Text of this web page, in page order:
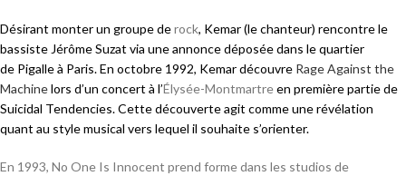
Désirant monter un groupe derock, Kemar (le chanteur) rencontre le
bassiste Jérôme Suzat via une annonce déposée dans le quartier
de Pigalle à Paris. En octobre 1992, Kemar découvre Rage Against the
Machinelors d’un concert à l’Élysée-Montmartreen première partie de
Suicidal Tendencies. Cette découverte agit comme une révélation
quant au style musical vers lequel il souhaite s’orienter.
En 1993, No One Is Innocent prend forme dans les studios de